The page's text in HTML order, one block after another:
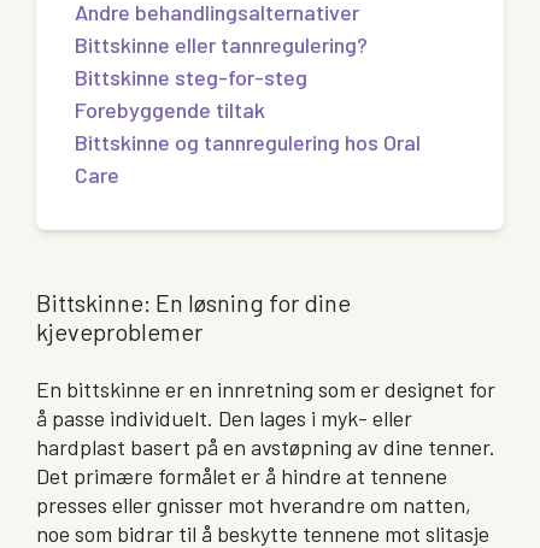
Bittskinne: En løsning for dine
kjeveproblemer
En bittskinne er en innretning som er designet for
å passe individuelt. Den lages i myk- eller
hardplast basert på en avstøpning av dine tenner.
Det primære formålet er å hindre at tennene
presses eller gnisser mot hverandre om natten,
noe som bidrar til å beskytte tennene mot slitasje
Andre behandlingsalternativer
Bittskinne eller tannregulering?
Bittskinne steg-for-steg
Forebyggende tiltak
Bittskinne og tannregulering hos Oral
Care